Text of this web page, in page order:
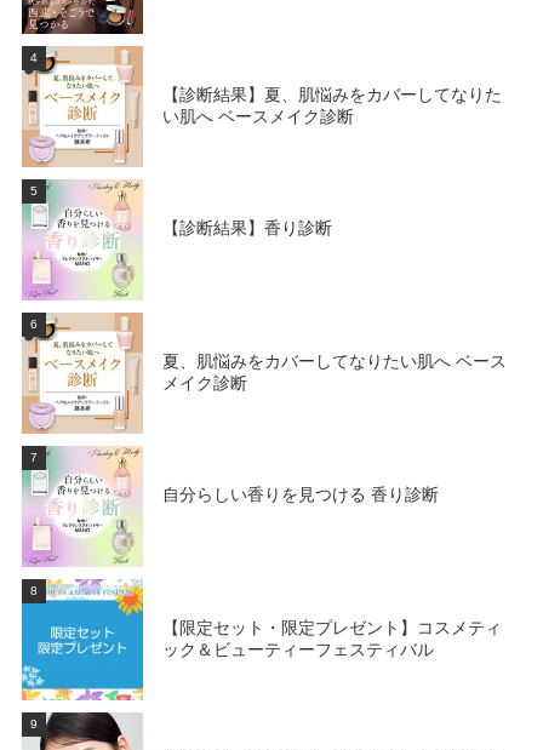
4
【診断結果】夏、肌悩みをカバーしてなりた
い肌へ ベースメイク診断
5
【診断結果】香り診断
6
夏、肌悩みをカバーしてなりたい肌へ ベース
メイク診断
7
自分らしい香りを見つける 香り診断
8
【限定セット・限定プレゼント】コスメティ
ック＆ビューティーフェスティバル
9